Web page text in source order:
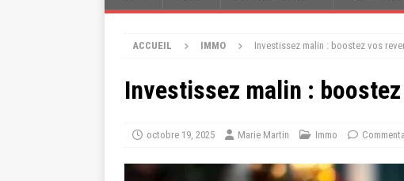
ACCUEIL IMMO Investissez malin : boostez vos
Investissez malin :
octobre 19, 2025 Marie Martin Immo